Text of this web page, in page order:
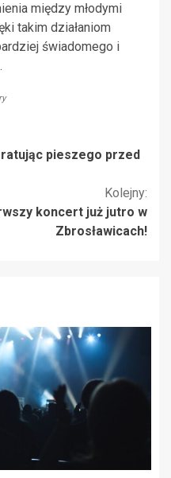
między młodymi
takim działaniom
świadomego i
pieszego przed
Kolejny:
koncert już jutro w
Zbrosławicach!